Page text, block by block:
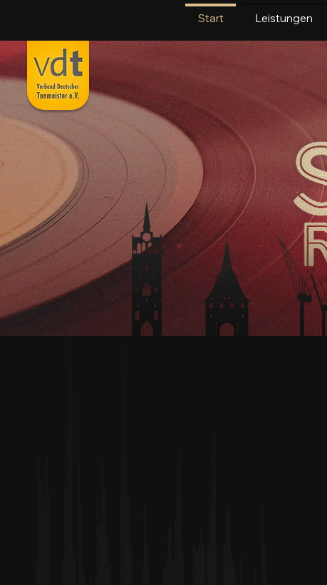
Start Leistungen